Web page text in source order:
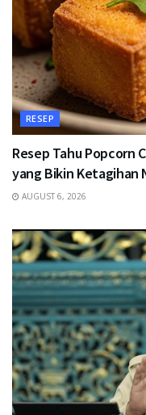
RESEP
Resep Tahu Popcorn
yang Bikin Ketagihan
AUGUST 6, 2026